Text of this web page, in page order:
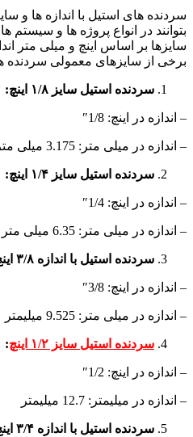
سردنده های استیل با اندازه ها و
بتوانند در انواع پروژه ها و سیستم
سایزها بر اساس اینچ و میلی متر
برخی از سایزهای معمولی
سردنده استیل سایز ۱/۸ اینچ:
– اندازه در اینچ: 1/8″
– اندازه در میلی متر: 3.175 میلی متر
سردنده استیل سایز ۱/۴ اینچ:
– اندازه در اینچ: 1/4″
– اندازه در میلی متر: 6.35 میلی متر
سردنده استیل با اندازه ۳/۸ اینچ:
– اندازه در اینچ: 3/8″
– اندازه در میلی متر: 9.525 میلیمتر
سردنده استیل سایز ۱/۲ اینچ :
– اندازه در اینچ: 1/2″
– اندازه در میلیمتر: 12.7 میلیمتر
سردنده استیل با اندازه ۳/۴ اینچ: